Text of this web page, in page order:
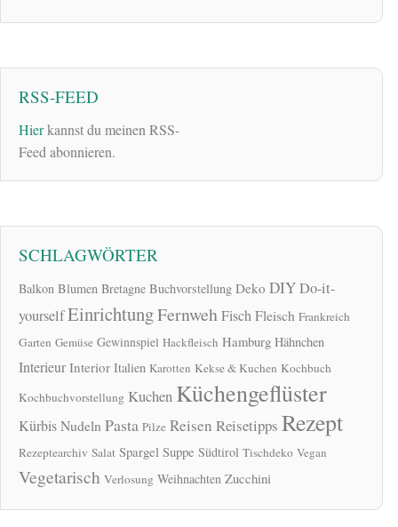
RSS-FEED
Hierkannst du meinen RSS-
Feed abonnieren.
SCHLAGWÖRTER
Balkon Blumen Bretagne Buchvorstellung Deko DIYDo-it-
yourselfEinrichtungFernwehFischFleisch Frankreich
Garten Gemüse Gewinnspiel Hackfleisch Hamburg Hähnchen
Interieur Interior Italien Karotten Kekse & Kuchen Kochbuch
Kochbuchvorstellung Kuchen Küchengeflüster
KürbisNudeln Pasta Pilze Reisen Reisetipps Rezept
Rezeptearchiv Salat Spargel Suppe Südtirol Tischdeko Vegan
Vegetarisch Verlosung Weihnachten Zucchini